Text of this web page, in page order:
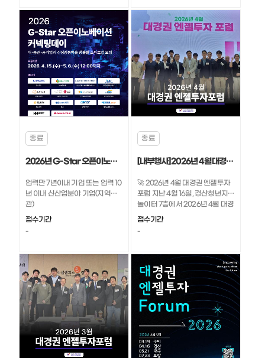
종료
2026년 G-Star 오픈이노베이션 커넥팅데이 모집
업력만 7년이내 기업 또는 업력 10
년 이내 신산업분야 기업(지역무
관)
접수기간
-
종료
[내부행사] 2026년 4월 대경권 엔젤투자포럼 현장 스케치
🚀 2026년 4월 대경권 엔젤투자
포럼 지난 4월 16일, 경산청년지식
놀이터 7층에서 2026년 4월 대경
권 엔젤투자포럼이 개최되었습니
련되었는데요. 주제강연과 스타트
업 IR, 1:1 투자상담, 네트워킹까지
이어지며 현장에서는 활발한 소통
과 교류가 펼쳐졌습니다 👀✨ 4월
포럼현장, 함께 확인해 보세요!
접수기간
-